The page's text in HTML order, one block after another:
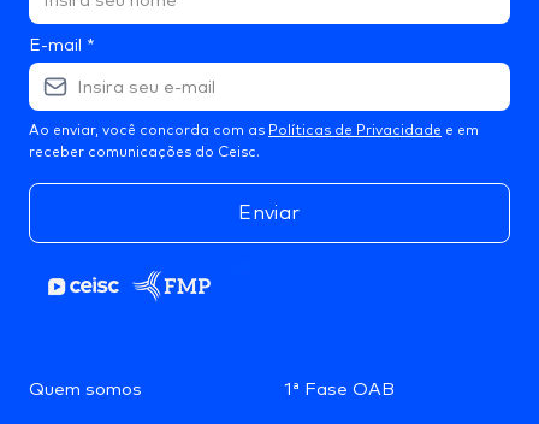
Quem somos 1ª Fase OAB
E-mail *
Ao enviar, você concorda com as Políticas de Privacidade e em
receber comunicações do Ceisc.
Enviar